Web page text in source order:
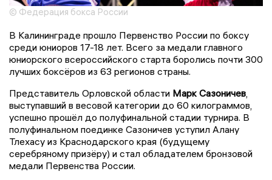
© Федерация бокса России
В Калининграде прошло Первенство России по боксу
среди юниоров 17-18 лет. Всего за медали главного
юниорского всероссийского старта боролись почти 300
лучших боксёров из 63 регионов страны.
Представитель Орловской области Марк Сазоничев
выступавший в весовой категории до 60 килограммов,
успешно прошёл до полуфинальной стадии турнира. В
полуфинальном поединке Сазоничев уступил Алану
Тлехасу из Краснодарского края (будущему
серебряному призёру) и стал обладателем бронзовой
медали Первенства России.